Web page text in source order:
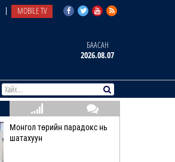
MOBILE TV
БААСАН
2026.08.07
Монгол төрийн парадокс нь
шатахуун